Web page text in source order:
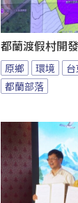
都蘭渡假村開
原鄉 環境
都蘭部落